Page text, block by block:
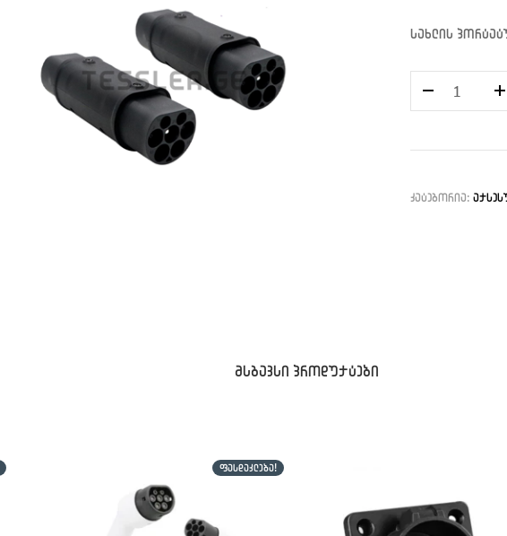
სახლის
კატეგორია:
მსგავსი პროდუქტები
ᲤᲐᲡᲓᲐᲙᲚᲔᲑᲐ!